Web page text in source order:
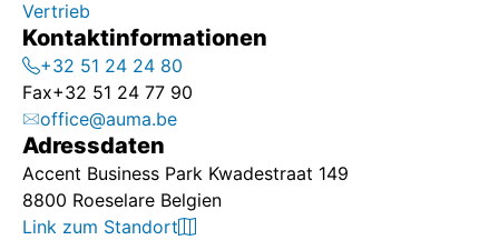
Vertrieb
Kontaktinformationen
+32 51 24 24 80
Fax+32 51 24 77 90
office@auma.be
Adressdaten
Accent Business Park Kwadestraat 149
8800 Roeselare Belgien
Link zum Standort